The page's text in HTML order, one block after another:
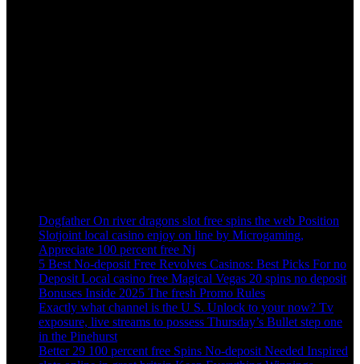
Dogfather On river dragons slot free spins the web Position
Slotjoint local casino enjoy on line by Microgaming,
Appreciate 100 percent free Nj
5 Best No-deposit Free Revolves Casinos: Best Picks For no
Deposit Local casino free Magical Vegas 20 spins no deposit
Bonuses Inside 2025 The fresh Promo Rules
Exactly what channel is the U S. Unlock to your now? Tv
exposure, live streams to possess Thursday’s Bullet step one
in the Pinehurst
Better 29 100 percent free Spins No-deposit Needed Inspired